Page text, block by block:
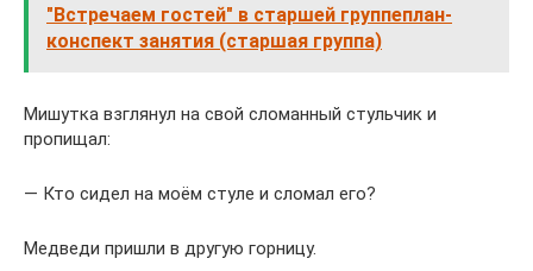
"Встречаем гостей" в старшей группеплан-
конспект занятия (старшая группа)
Мишутка взглянул на свой сломанный стульчик и
пропищал:
— Кто сидел на моём стуле и сломал его?
Медведи пришли в другую горницу.